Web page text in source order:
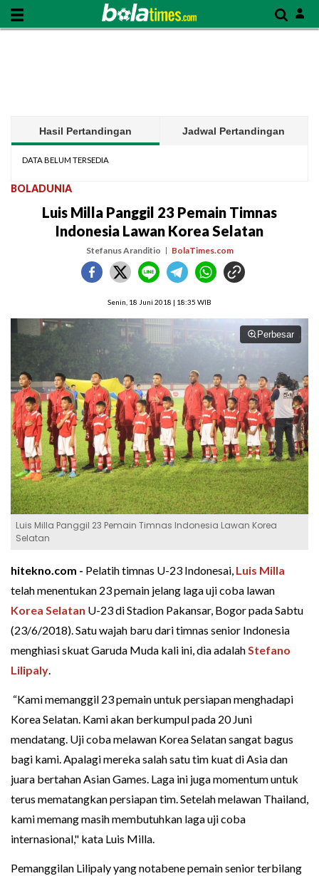
Hasil Pertandingan Jadwal Pertandingan
DATA BELUM TERSEDIA
BOLADUNIA
Luis Milla Panggil 23 Pemain Timnas
Indonesia Lawan Korea Selatan
Stefanus Aranditio BolaTimes.com
Senin, 18 Juni 2018 | 18:35 WIB
Perbesar
Luis Milla Panggil 23 Pemain Timnas Indonesia Lawan Korea
Selatan
hitekno.com - Pelatih timnas U-23 Indonesai, Luis Milla
telah menentukan 23 pemain jelang laga uji coba lawan
Korea Selatan U-23 di Stadion Pakansar, Bogor pada Sabtu
(23/6/2018). Satu wajah baru dari timnas senior Indonesia
menghiasi skuat Garuda Muda kali ini, dia adalahStefano
Lilipaly.
“Kami memanggil 23 pemain untuk persiapan menghadapi
Korea Selatan. Kami akan berkumpul pada 20 Juni
mendatang. Uji coba melawan Korea Selatan sangat bagus
bagi kami. Apalagi mereka salah satu tim kuat di Asia dan
juara bertahan Asian Games. Laga ini juga momentum untuk
terus mematangkan persiapan tim. Setelah melawan Thailand,
kami memang masih membutuhkan laga uji coba
internasional," kata Luis Milla.
Pemanggilan Lilipaly yang notabene pemain senior terbilang